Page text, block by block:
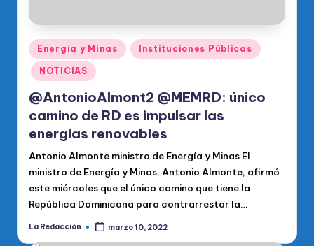
Publicado
en
Energía y Minas Instituciones Públicas
NOTICIAS
@AntonioAlmont2 @MEMRD: único
camino de RD es impulsar las
energías renovables
Antonio Almonte ministro de Energía y Minas El
ministro de Energía y Minas, Antonio Almonte, afirmó
este miércoles que el único camino que tiene la
República Dominicana para contrarrestar la…
Publicado
La Redacción marzo 10, 2022